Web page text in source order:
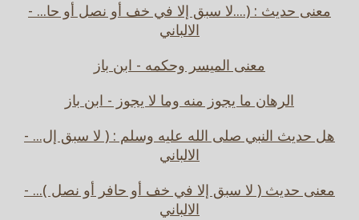
معنى حديث : (....لا سبق إلا في خف أو نصل أو حا... -
الالباني
معنى الميسر وحكمه - ابن باز
الرهان ما يجوز منه وما لا يجوز - ابن باز
هل حديث النبي صلى الله عليه وسلم : ( لا سبق إل... -
الالباني
معنى حديث ( لا سبق إلا في خف أو حافر أو نصل )... -
الالباني